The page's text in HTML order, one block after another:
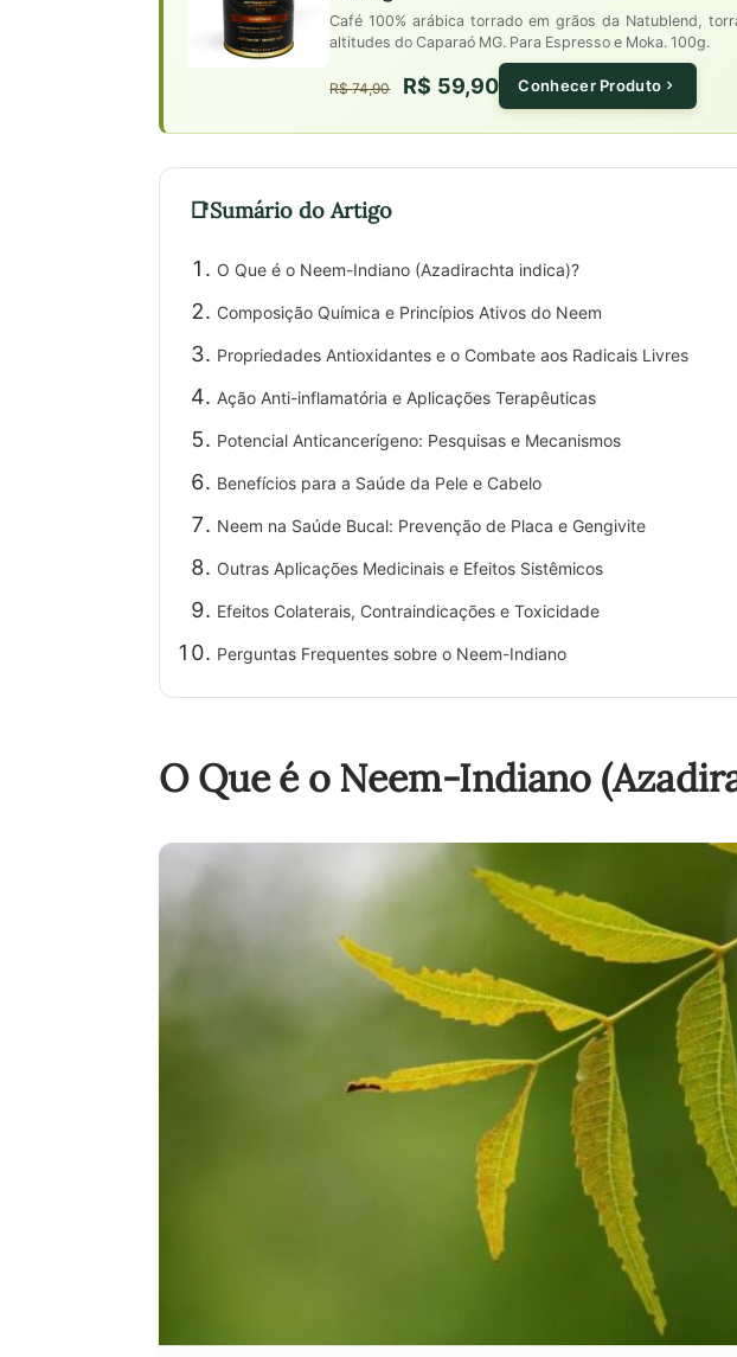
Café 100% arábica torrado em grãos da Natublend,
altitudes do Caparaó MG. Para Espresso e Moka. 100g.
R$ 74,90 R$ 59,90 Conhecer Produto
Sumário do Artigo
O Que é o Neem-Indiano (Azadirachta indica)?
Composição Química e Princípios Ativos do Neem
Propriedades Antioxidantes e o Combate aos Radicais Livres
Ação Anti-inflamatória e Aplicações Terapêuticas
Potencial Anticancerígeno: Pesquisas e Mecanismos
Benefícios para a Saúde da Pele e Cabelo
Neem na Saúde Bucal: Prevenção de Placa e Gengivite
Outras Aplicações Medicinais e Efeitos Sistêmicos
Efeitos Colaterais, Contraindicações e Toxicidade
Perguntas Frequentes sobre o Neem-Indiano
O Que é o Neem-Indiano